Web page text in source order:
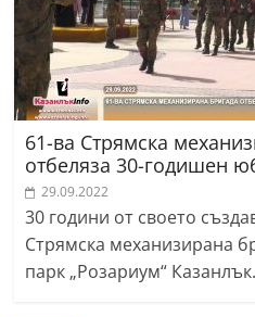
61-ва Стрямска
отбеляза 30-годишен
29.09.2022
30 години от своето
Стрямска механизирана
парк „Розариум“